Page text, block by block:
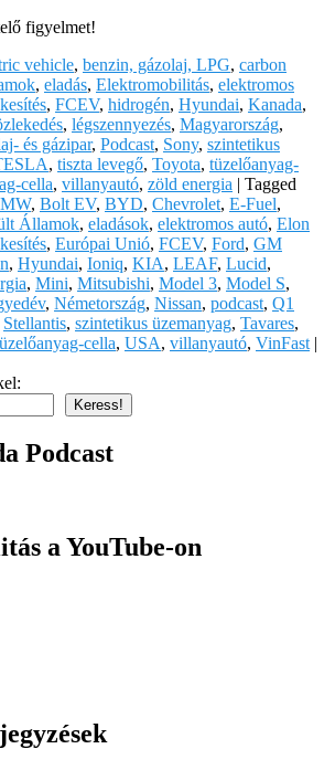
figyelmet!
vehicle, benzin, gázolaj, LPG, carbon
, eladás, Elektromobilitás, elektromos
, FCEV, hidrogén, Hyundai, Kanada,
, légszennyezés, Magyarország,
és gázipar, Podcast, Sony, szintetikus
, tiszta levegő, Toyota, tüzelőanyag-
cella, villanyautó, zöld energia | Tagged
, Bolt EV, BYD, Chevrolet, E-Fuel,
Államok, eladások, elektromos autó, Elon
, Európai Unió, FCEV, Ford, GM
, Hyundai, Ioniq, KIA, LEAF, Lucid,
, Mini, Mitsubishi, Model 3, Model S,
, Németország, Nissan, podcast, Q1
Stellantis, szintetikus üzemanyag, Tavares,
cella, USA, villanyautó, VinFast |
Keress!
Podcast
a YouTube-on